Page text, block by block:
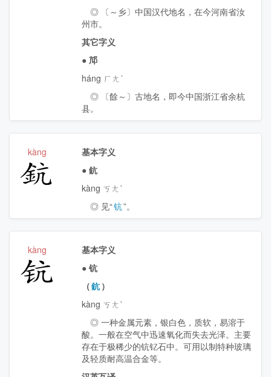
◎ 〔～乡〕中国汉代地名，在今河南省汝
州市。
其它字义
● 邟
háng ㄏㄤˊ
◎ 〔餘～〕古地名，即今中国浙江省余杭
县。
鈧
kàng
基本字义
● 鈧
kàng ㄎㄤˋ
◎ 见“钪”。
钪
kàng
基本字义
● 钪
（鈧 ）
kàng ㄎㄤˋ
◎ 一种金属元素，银白色，质软，易溶于
酸。一般在空气中迅速氧化而失去光泽。主要
存在于极稀少的钪钇石中。可用以制特种玻璃
及轻质耐高温合金等。